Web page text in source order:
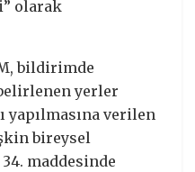
olarak
bildirimde
yerler
yapılmasına verilen
bireysel
34. maddesinde